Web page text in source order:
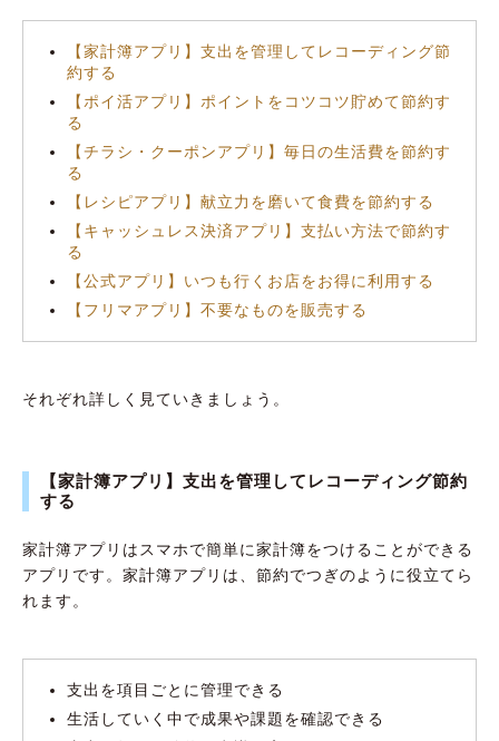
スーパーやドラッグストアのチラシがチェッ
クできる「トクバイ」
行きたい飲食店を予約できてクーポンも使え
いつもの「LINE」で毎日クーポンが使える
「LINEクーポン」
ニュースも趣味もクーポンもこれ1つでOKな
「SmartNews」
節約に役立つ献立力を身につけられるレシピア
ビス「クックパッド」
毎日の支払いでポイ活して節約。キャッシュレ
利用可能店舗が多くクーポンも豊富な
「PayPay」
イ」アプリ
ファミリーマートが始めたキャッシュレス決
済「ファミペイ」
【家計簿アプリ】支出を管理してレコーディング節
約する
【ポイ活アプリ】ポイントをコツコツ貯めて節約す
る
【チラシ・クーポンアプリ】毎日の生活費を節約す
る
【レシピアプリ】献立力を磨いて食費を節約する
【キャッシュレス決済アプリ】支払い方法で節約す
る
【公式アプリ】いつも行くお店をお得に利用する
【フリマアプリ】不要なものを販売する
それぞれ詳しく見ていきましょう。
【家計簿アプリ】支出を管理してレコーディング節約
する
家計簿アプリはスマホで簡単に家計簿をつけることができる
アプリです。家計簿アプリは、節約でつぎのように役立てら
れます。
支出を項目ごとに管理できる
生活していく中で成果や課題を確認できる